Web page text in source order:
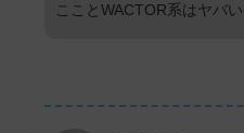
こことWACTOR系はヤバ